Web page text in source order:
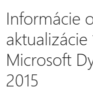
Informácie
aktualizácie
Microsoft
2015